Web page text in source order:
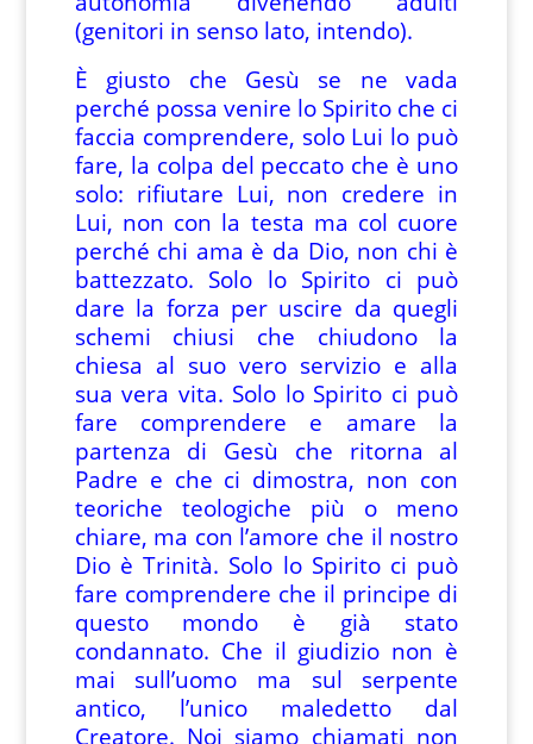
(genitori in senso lato, intendo).
È giusto che Gesù se ne vada
perché possa venire lo Spirito che ci
faccia comprendere, solo Lui lo può
fare, la colpa del peccato che è uno
solo: rifiutare Lui, non credere in
Lui, non con la testa ma col cuore
perché chi ama è da Dio, non chi è
battezzato. Solo lo Spirito ci può
dare la forza per uscire da quegli
schemi chiusi che chiudono la
chiesa al suo vero servizio e alla
sua vera vita. Solo lo Spirito ci può
fare comprendere e amare la
partenza di Gesù che ritorna al
Padre e che ci dimostra, non con
teoriche teologiche più o meno
chiare, ma con l’amore che il nostro
Dio è Trinità. Solo lo Spirito ci può
fare comprendere che il principe di
questo mondo è già stato
condannato. Che il giudizio non è
mai sull’uomo ma sul serpente
antico, l’unico maledetto dal
Creatore. Noi siamo chiamati non